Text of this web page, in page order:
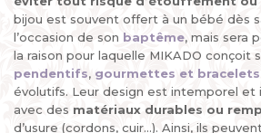
bijou est souvent offert à un bébé dès
l’occasion de son baptême, mais sera
la raison pour laquelle MIKADO conçoit
pendentifs, gourmettes et bracelets
évolutifs. Leur design est intemporel et
avec des matériaux durables ou
d’usure (cordons, cuir...). Ainsi, ils